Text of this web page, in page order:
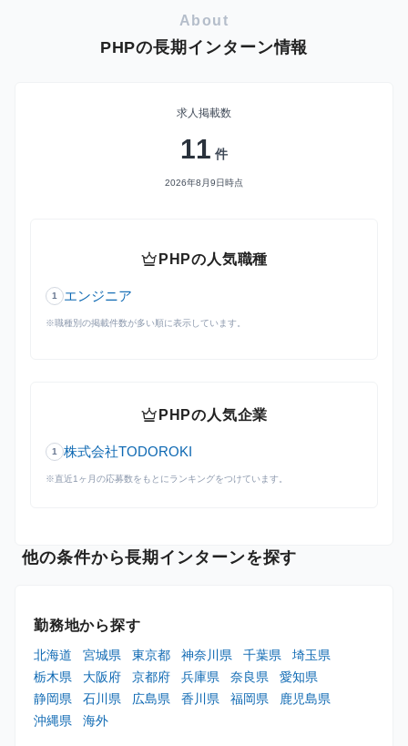
About
PHPの長期インターン情報
求人掲載数
11 件
2026年8月9日時点
crown PHPの人気職種
1 エンジニア
※職種別の掲載件数が多い順に表示しています。
crown PHPの人気企業
1 株式会社TODOROKI
※直近1ヶ月の応募数をもとにランキングをつけています。
他の条件から長期インターンを探す
勤務地から探す
北海道 宮城県 東京都 神奈川県 千葉県
埼玉県
栃木県
大阪府 京都府 兵庫県 奈良県
愛知県
静岡県
石川県 広島県 香川県 福岡県
鹿児島県
沖縄県
海外